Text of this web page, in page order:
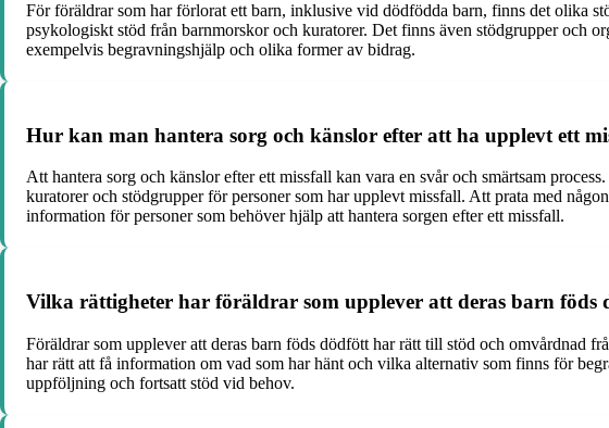
För föräldrar som har förlorat ett barn, inklusive vid dödfödda barn, finns det olika
psykologiskt stöd från barnmorskor och kuratorer. Det finns även stödgrupper och
exempelvis begravningshjälp och olika former av bidrag.
Hur kan man hantera sorg och känslor efter att ha upplevt ett
Att hantera sorg och känslor efter ett missfall kan vara en svår och smärtsam
kuratorer och stödgrupper för personer som har upplevt missfall. Att prata med
information för personer som behöver hjälp att hantera sorgen efter ett missfall.
Vilka rättigheter har föräldrar som upplever att deras barn
Föräldrar som upplever att deras barn föds dödfött har rätt till stöd och omvårdnad
har rätt att få information om vad som har hänt och vilka alternativ som finns för
uppföljning och fortsatt stöd vid behov.